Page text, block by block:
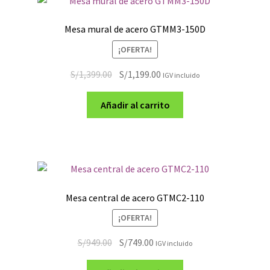
Mesa mural de acero GTMM3-150D
¡OFERTA!
S/1,399.00 El
original
era:
S/1,199.00 El
actual
es:
IGV incluido
Añadir al carrito
Mesa central de acero GTMC2-110
¡OFERTA!
S/949.00 El
precio
S/749.00 El
precio
IGV incluido